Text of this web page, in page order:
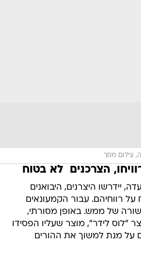
צילום מסך
הצרכנים  לא בטוח
יידרשו היצרנים, היבואנים
על רווחיהם. עבור הקמעונאים
של ממש. באופן מסורתי,
"לוס לידר", מוצר שעליו הפסידו
על מנת למשוך את ההורים